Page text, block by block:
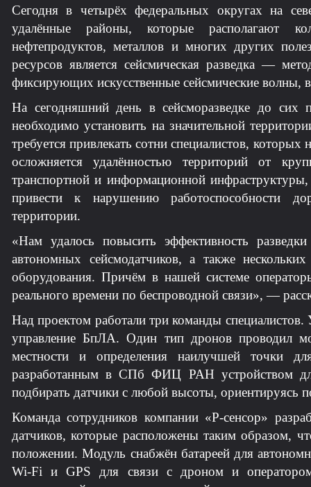
Сегодня в четырёх федеральных округах на
удалённые районы, которые располагают
нефтепродуктов, металлов и многих других
ресурсов является сейсмическая разведка —
фиксирующих искусственные сейсмические волны,
На сегодняшний день в сейсморазведке до сих
необходимо установить на значительной
требуется привлекать сотни специалистов,
осложняется удалённостью территорий от
транспортной и информационной
привести к нарушению работоспособности
территории.
«Нам удалось повысить эффективность
автономных сейсмодатчиков, а также
оборудования. Причём в нашей системе
реального времени по беспроводной связи», —
Над проектом работали три команды
управление БпЛА. Один тип дронов проводил
местности и определения наилучшей точки
разработанным в СПб ФИЦ РАН устройством
подбирать датчики с любой высоты, ориентируясь
Команда сотрудников компании «Р-сенсор»
датчиков, которые расположены таким образом,
положении. Модуль снабжён батареей для
Wi-Fi и GPS для связи с дроном и